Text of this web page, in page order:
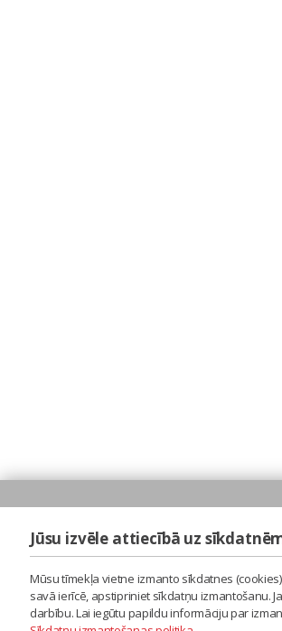
Jūsu izvēle attiecībā uz
Mūsu tīmekļa vietne izmanto sīkdatnes
savā ierīcē, apstipriniet sīkdatņu izmantošanu.
darbību. Lai iegūtu papildu informāciju par